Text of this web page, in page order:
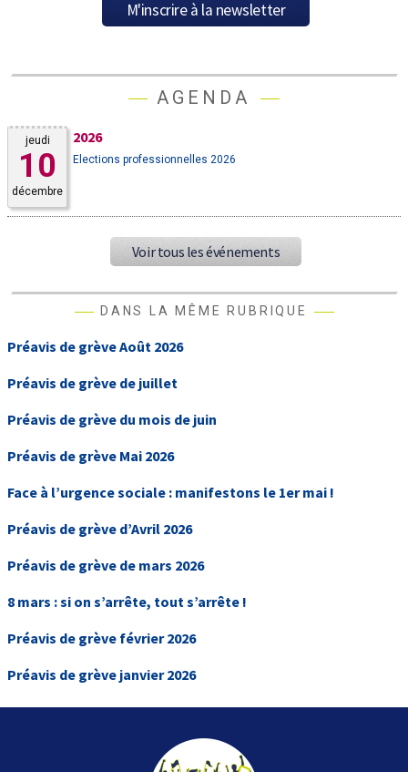
AGENDA
jeudi
10
décembre
2026
Elections professionnelles 2026
Voir tous les événements
DANS LA MÊME RUBRIQUE
Préavis de grève Août 2026
Préavis de grève de juillet
Préavis de grève du mois de juin
Préavis de grève Mai 2026
Face à l’urgence sociale : manifestons le 1er mai !
Préavis de grève d’Avril 2026
Préavis de grève de mars 2026
8 mars : si on s’arrête, tout s’arrête !
Préavis de grève février 2026
Préavis de grève janvier 2026